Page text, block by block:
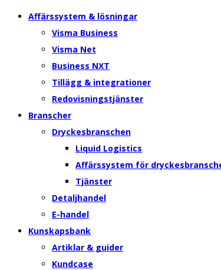
Affärssystem & lösningar
Visma Business
Visma Net
Business NXT
Tillägg & integrationer
Redovisningstjänster
Branscher
Dryckesbranschen
Liquid Logistics
Affärssystem för
Tjänster
Detaljhandel
E-handel
Kunskapsbank
Artiklar & guider
Kundcase